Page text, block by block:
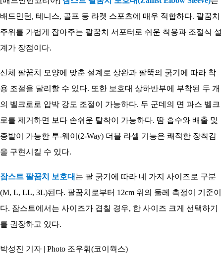
배드민턴, 테니스, 골프 등 라켓 스포츠에 매우 적합하다. 팔꿈치
주위를 가볍게 잡아주는 팔꿈치 서포터로 쉬운 착용과 조절식 설
계가 장점이다.
신체 팔꿈치 모양에 맞춘 설계로 상완과 팔뚝의 굵기에 따라 착
용 조절을 달리할 수 있다. 또한 보호대 상하반부에 부착된 두 개
의 벨크로로 압박 강도 조절이 가능하다. 두 군데의 면 파스 벨크
로를 제거하면 보다 손쉬운 탈착이 가능하다. 땀 흡수와 배출 및
증발이 가능한 투-웨이(2-Way) 더블 라셀 기능은 쾌적한 장착감
을 구현시킬 수 있다.
잠스트 팔꿈치 보호대 는 팔 굵기에 따라 네 가지 사이즈로 구분
(M, L, LL, 3L)된다. 팔꿈치로부터 12cm 위의 둘레 측정이 기준이
다. 잠스트에서는 사이즈가 겹칠 경우, 한 사이즈 크게 선택하기
를 권장하고 있다.
박성진 기자 | Photo 조우휘(코이웍스)